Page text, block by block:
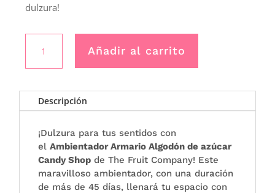
dulzura!
armario
DULCE
cantidad
Añadir al carrito
Descripción
¡Dulzura para tus sentidos con
elAmbientador Armario Algodón de azúcar
Candy Shop de The Fruit Company! Este
maravilloso ambientador, con una duración
de más de 45 días, llenará tu espacio con